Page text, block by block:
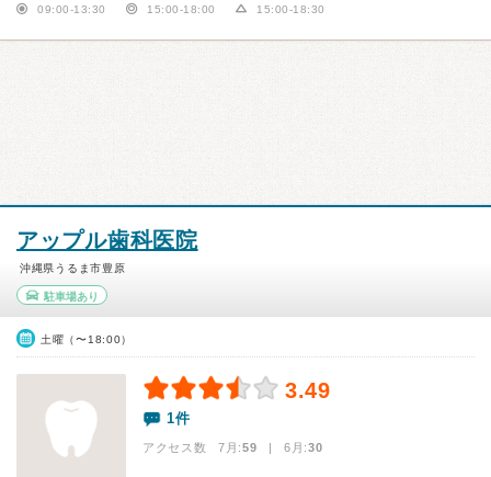
09:00-13:30 15:00-18:00 15:00-18:30
アップル歯科医院
沖縄県うるま市豊原
駐車場あり
土曜（〜18:00）
3.49
1件
アクセス数 7月:59 | 6月:30